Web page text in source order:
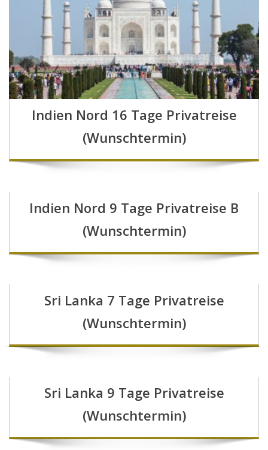
Indien Nord 16 Tage Privatreise
(Wunschtermin)
Indien Nord 9 Tage Privatreise B
(Wunschtermin)
Sri Lanka 7 Tage Privatreise
(Wunschtermin)
Sri Lanka 9 Tage Privatreise
(Wunschtermin)